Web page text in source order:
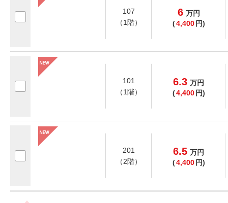
107
（1階）
6 万円
(4,400 円)
101
（1階）
6.3 万円
(4,400 円)
201
（2階）
6.5 万円
(4,400 円)